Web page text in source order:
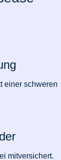
einer schweren
mitversichert.